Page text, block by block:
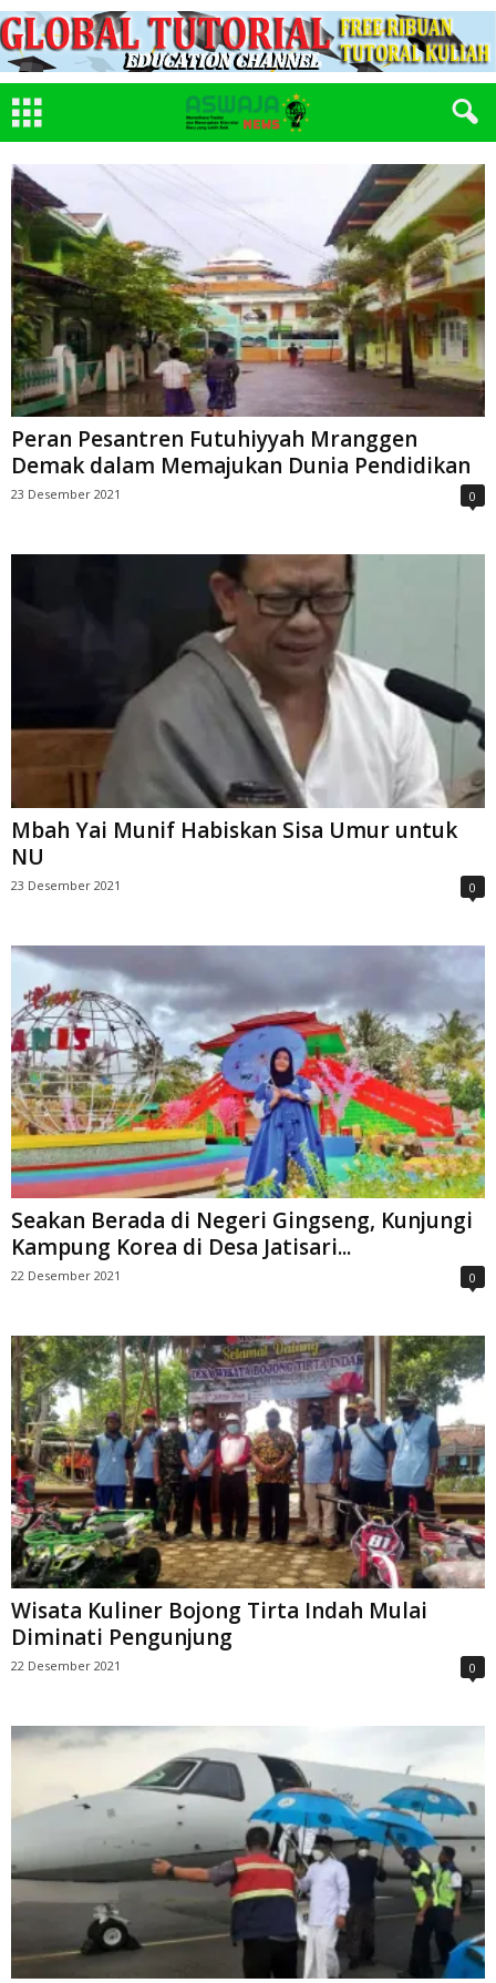
Peran Pesantren Futuhiyyah Mranggen
Demak dalam Memajukan Dunia Pendidikan
23 Desember 2021 0
Mbah Yai Munif Habiskan Sisa Umur untuk
NU
23 Desember 2021 0
Seakan Berada di Negeri Gingseng, Kunjungi
Kampung Korea di Desa Jatisari...
22 Desember 2021 0
Wisata Kuliner Bojong Tirta Indah Mulai
Diminati Pengunjung
22 Desember 2021 0